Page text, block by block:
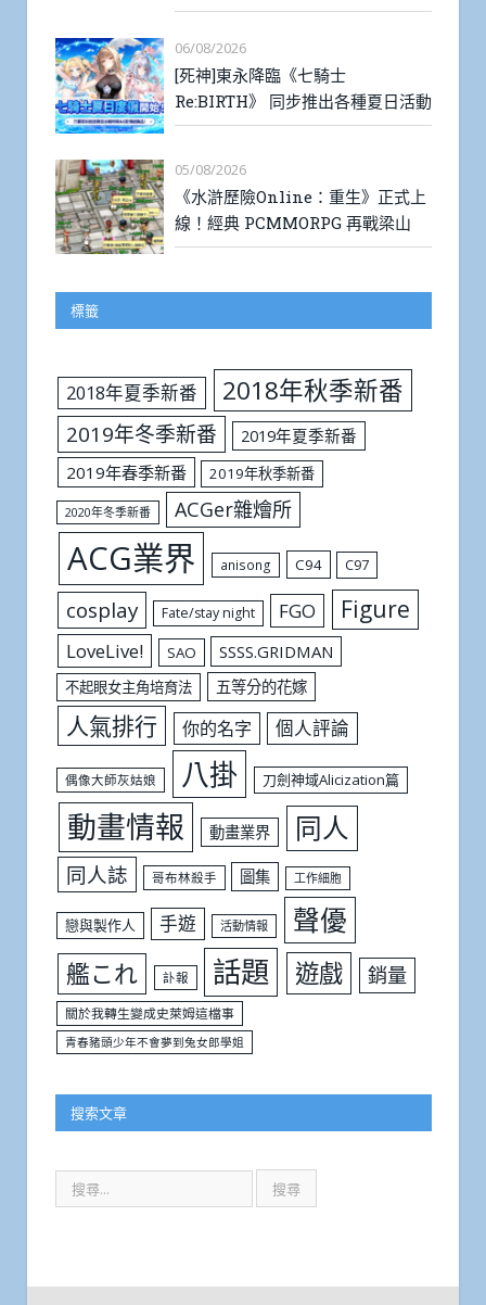
06/08/2026
[死神]東永降臨《七騎士
Re:BIRTH》 同步推出各種夏日活動
05/08/2026
《水滸歷險Online：重生》正式上
線！經典 PCMMORPG 再戰梁山
標籤
2018年夏季新番 2018年秋季新番
2019年冬季新番
2019年夏季新番
2019年春季新番
2019年秋季新番
2020年冬季新番 ACGer雜燴所
ACG業界 anisong C94 C97
cosplay Fate/stay night FGO Figure
LoveLive! SAO SSSS.GRIDMAN
不起眼女主角培育法 五等分的花嫁
人氣排行 你的名字 個人評論
偶像大師灰姑娘 八掛 刀劍神域Alicization篇
動畫情報 動畫業界 同人
同人誌 哥布林殺手 圖集 工作細胞
戀與製作人 手遊 活動情報 聲優
艦これ 訃報 話題 遊戲 銷量
關於我轉生變成史萊姆這檔事
青春豬頭少年不會夢到兔女郎學姐
搜索文章